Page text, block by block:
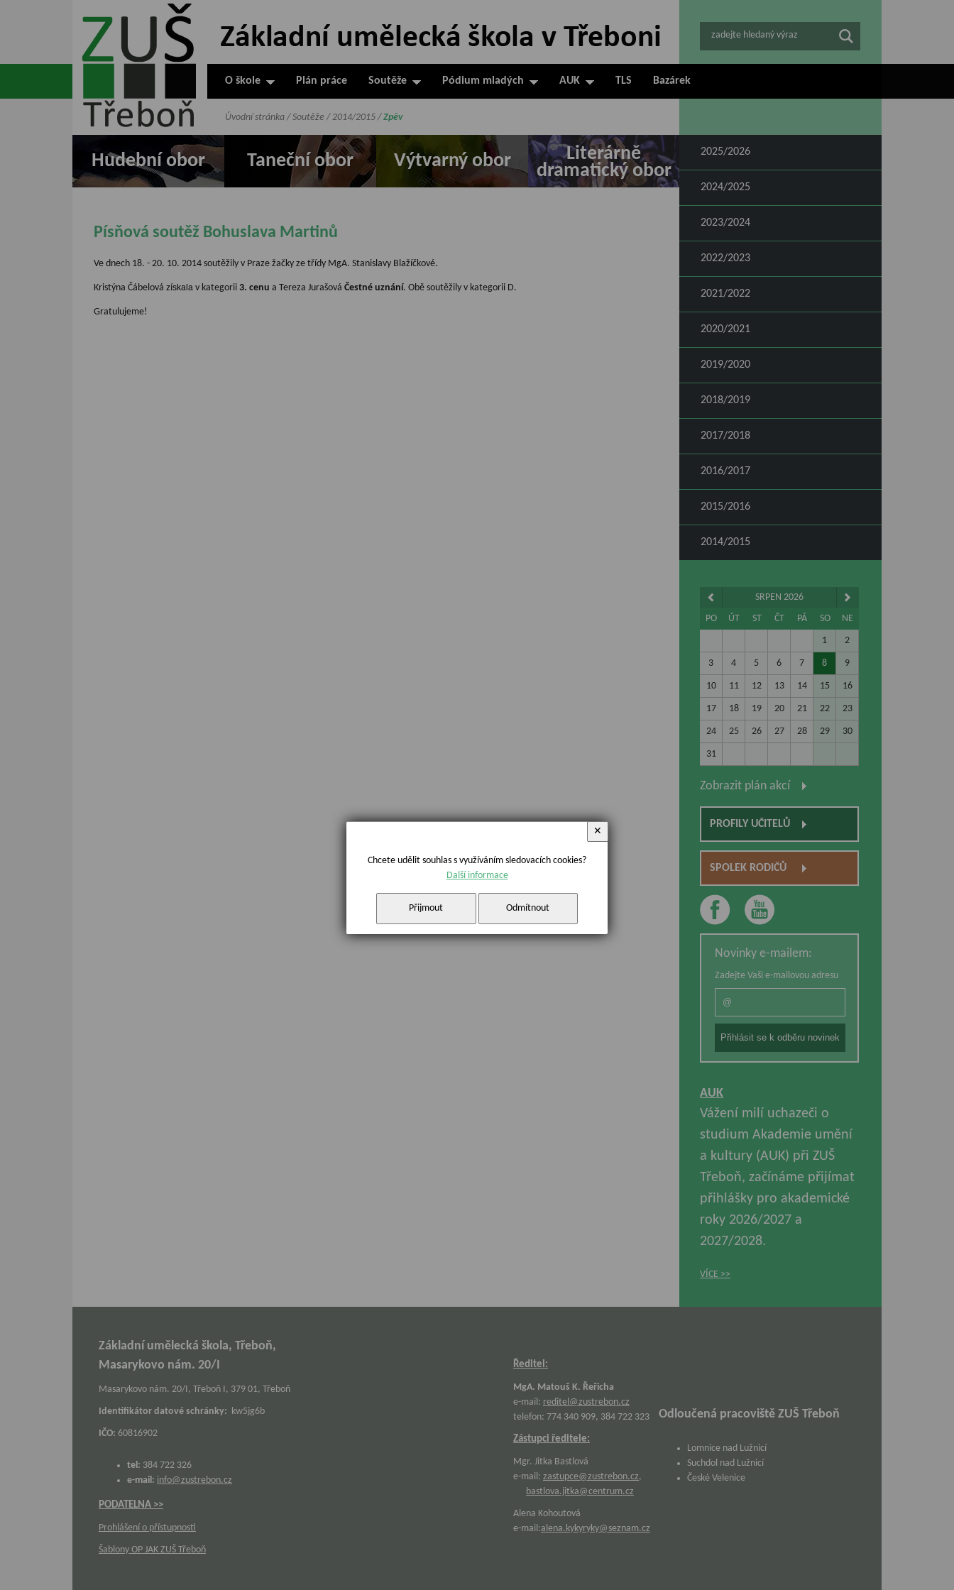
ZUŠ Třeboň -
Základní
umělecká škola
zadejte hledaný výraz
O škole Plán práce Soutěže Pódium mladých AUK TLS Bazárek
Hudební obor Taneční obor Výtvarný obor
Literárně
dramatický obor
Úvodní stránka / Soutěže / 2014/2015 / Zpěv
Písňová soutěž Bohuslava Martinů
Ve dnech 18. - 20. 10. 2014 soutěžily v Praze žačky ze třídy MgA. Stanislavy Blažíčkové.
Kristýna Čábelová získala v kategorii 3. cenu a Tereza Jurašová Čestné uznání. Obě soutěžily v kategorii D.
Gratulujeme!
2025/2026
2024/2025
2023/2024
2022/2023
2021/2022
2020/2021
2019/2020
2018/2019
2017/2018
2016/2017
2015/2016
2014/2015
SRPEN 2026
PO
ÚT ST ČT PÁ SO NE
1 2
3 4 5 6 7 8 9
10 11 12 13 14 15 16
17 18 19 20 21 22 23
24 25 26 27 28 29 30
31
Zobrazit plán akcí
PROFILY UČITELŮ
SPOLEK RODIČŮ
Novinky e-mailem:
Zadejte Vaši e-mailovou adresu
AUK
Vážení milí uchazeči o
studium Akademie umění
a kultury (AUK) při ZUŠ
Třeboň, začínáme přijímat
přihlášky pro akademické
roky 2026/2027 a
2027/2028.
VÍCE
Základní umělecká škola, Třeboň,
Masarykovo nám. 20/I
Masarykovo nám. 20/I, Třeboň I, 379 01, Třeboň
Identifikátor datové schránky: kw5jg6b
IČO: 60816902
tel: 384 722 326
e-mail: info@zustrebon.cz
PODATELNA >>
Prohlášení o přístupnosti
Šablony OP JAK ZUŠ Třeboň
Ředitel:
MgA. Matouš K. Řeřicha
e-mail: reditel@zustrebon.cz
telefon: 774 340 909, 384 722 323
Zástupci ředitele:
Mgr. Jitka Bastlová
e-mail: zastupce@zustrebon.cz,
bastlova.jitka@centrum.cz
Alena Kohoutová
e-mail:alena.kykyryky@seznam.cz
Odloučená pracoviště ZUŠ Třeboň
Lomnice nad Lužnicí
Suchdol nad Lužnicí
České Velenice
Chcete udělit souhlas s využíváním sledovacích cookies?
Další informace
Přijmout Odmítnout
✕